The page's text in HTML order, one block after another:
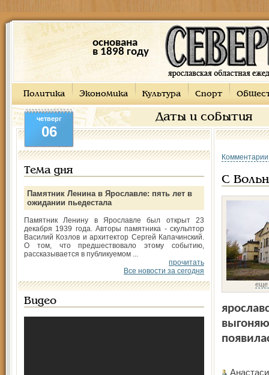
основана
в 1898 году
Политика Экономика Культура Спорт
Даты и события
четверг
06
Тема дня
Памятник Ленина в Ярославле: пять лет в
ожидании пьедестала
Памятник Ленину в Ярославле был открыт 23
декабря 1939 года. Авторы памятника - скульптор
Василий Козлов и архитектор Сергей Капачинский.
О том, что предшествовало этому событию,
рассказывается в публикуемом ...
прочитать
Все новости за сегодня
Видео
С
еще